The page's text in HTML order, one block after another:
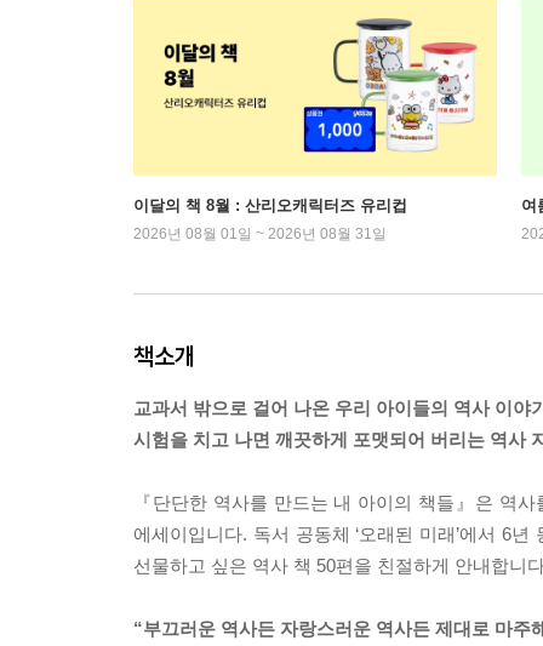
이달의 책 8월 : 산리오캐릭터즈 유리컵
2026년 08월 01일 ~ 2026년 08월 31일
여
책소개
교과서 밖으로 걸어 나온 우리 아이들의 역사 이야
시험을 치고 나면 깨끗하게 포맷되어 버리는 역사
『단단한 역사를 만드는 내 아이의 책들』은 역
에세이입니다. 독서 공동체 ‘오래된 미래’에서 6
선물하고 싶은 역사 책 50편을 친절하게 안내합니
“부끄러운 역사든 자랑스러운 역사든 제대로 마주